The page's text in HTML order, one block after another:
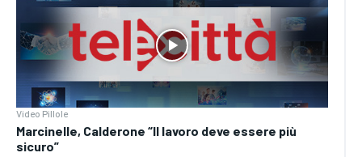
Video Pillole
Marcinelle, Calderone “Il lavoro deve essere più
sicuro”